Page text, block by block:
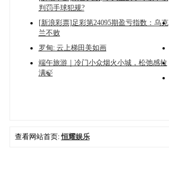
判罚手球犯规?
[新浪彩票]足彩第24095期盈亏指数：乌克
兰不败
罗甸: 云上梯田美如画
端午旅游｜冷门小众烟火小城，松弛感拉
满🍃
查看网站首页:恒耀娱乐